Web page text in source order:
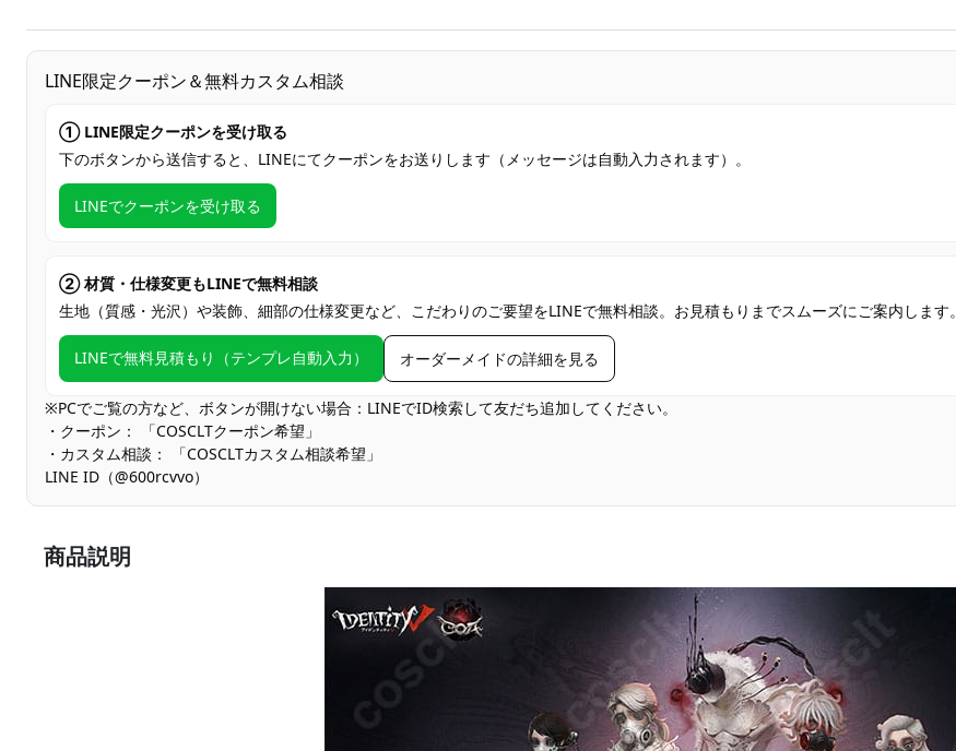
LINE限定クーポン＆無料カスタム相談
① LINE限定クーポンを受け取る
下のボタンから送信すると、LINEにてクーポンをお送りします（メッセージは自動入力されます）。
LINEでクーポンを受け取る
② 材質・仕様変更もLINEで無料相談
生地（質感・光沢）や装飾、細部の仕様変更など、こだわりのご要望をLINEで無料相談。お見積もりまでスムーズにご案内します。
LINEで無料見積もり（テンプレ自動入力） オーダーメイドの詳細を見る
※PCでご覧の方など、ボタンが開けない場合：LINEでID検索して友だち追加してください。
・クーポン： 「COSCLTクーポン希望」
・カスタム相談： 「COSCLTカスタム相談希望」
LINE ID（@600rcvvo）
商品説明